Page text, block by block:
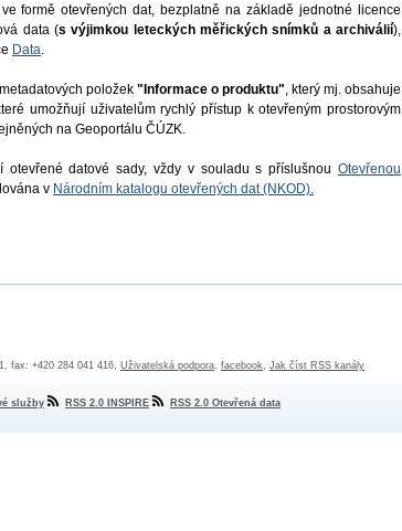
formě otevřených dat, bezplatně na základě jednotné licence
data (s výjimkou leteckých měřických snímků a archiválií),
Data.
položek "Informace o produktu", který mj. obsahuje
umožňují uživatelům rychlý přístup k otevřeným prostorovým
na Geoportálu ČÚZK.
datové sady, vždy v souladu s příslušnou Otevřenou
v Národním katalogu otevřených dat (NKOD).
fax: +420 284 041 416, Uživatelská podpora, facebook, Jak číst RSS kanály
služby RSS 2.0 INSPIRE RSS 2.0 Otevřená data